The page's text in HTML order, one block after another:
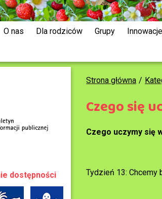
O nas Dla rodziców Grupy
Strona główna
Czego się
Czego uczymy się
Tydzień 13: Chcemy
dostępności